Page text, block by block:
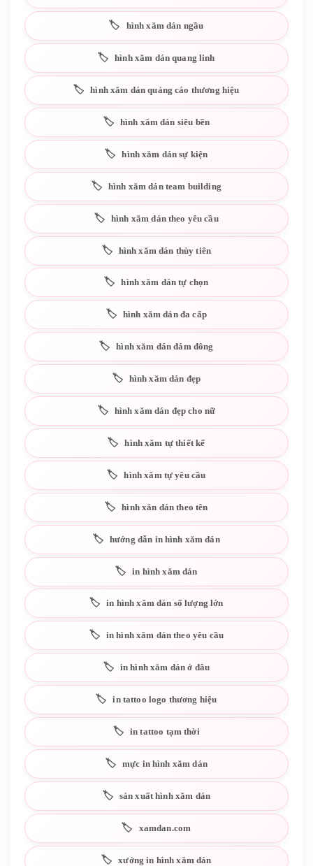
hình xăm dán ngầu
hình xăm dán quang linh
hình xăm dán quảng cáo thương hiệu
hình xăm dán siêu bền
hình xăm dán sự kiện
hình xăm dán team building
hình xăm dán theo yêu cầu
hình xăm dán thùy tiên
hình xăm dán tự chọn
hình xăm dán đa cấp
hình xăm dán đám đông
hình xăm dán đẹp
hình xăm dán đẹp cho nữ
hình xăm tự thiết kế
hình xăm tự yêu cầu
hình xăn dán theo tên
hướng dẫn in hình xăm dán
in hình xăm dán
in hình xăm dán số lượng lớn
in hình xăm dán theo yêu cầu
in hình xăm dán ở đâu
in tattoo logo thương hiệu
in tattoo tạm thời
mực in hình xăm dán
sản xuất hình xăm dán
xamdan.com
xưởng in hình xăm dán